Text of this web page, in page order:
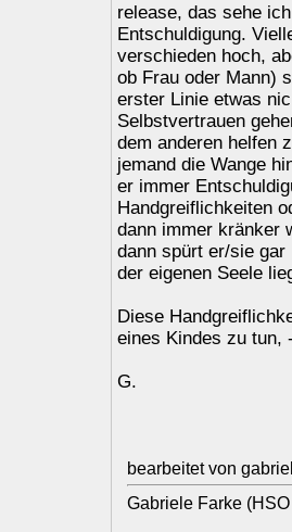
release, das sehe
Entschuldigung.
verschieden hoch,
ob Frau oder Mann)
erster Linie etwas
Selbstvertrauen
dem anderen helfen
jemand die Wange
er immer
Handgreiflichkeiten
dann immer kränker
dann spürt er/sie gar
der eigenen Seele
Diese
eines Kindes zu tun,
G.
bearbeitet von
Gabriele Farke (HSO